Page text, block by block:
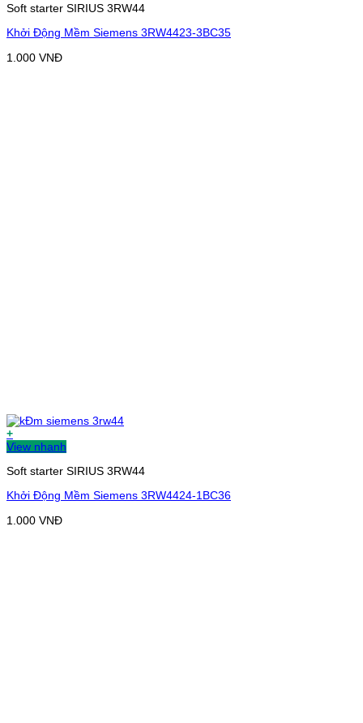
Soft starter SIRIUS 3RW44
Khởi Động Mềm Siemens 3RW4423-3BC35
1.000 VNĐ
+
View nhanh
Soft starter SIRIUS 3RW44
Khởi Động Mềm Siemens 3RW4424-1BC36
1.000 VNĐ